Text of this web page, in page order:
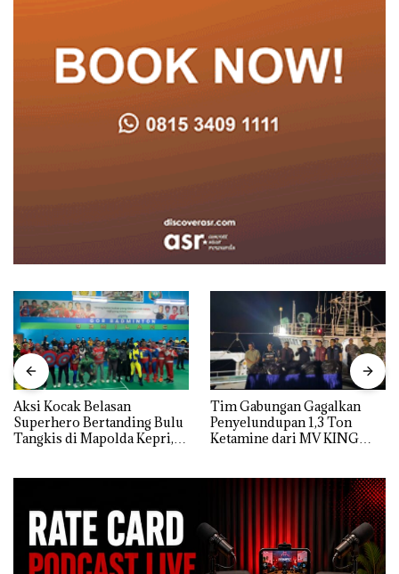
Aksi Kocak Belasan
Superhero Bertanding Bulu
Tangkis di Mapolda Kepri,
Tim Gabungan Gagalkan
Penyelundupan 1,3 Ton
Ketamine dari MV KING